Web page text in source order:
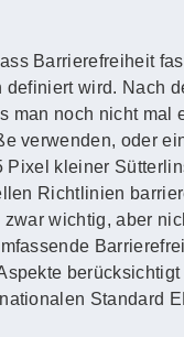
Barrierefreiheit
definiert wird. Nach
man noch nicht mal
verwenden, oder
Pixel kleiner
Richtlinien
wichtig, aber
Standard